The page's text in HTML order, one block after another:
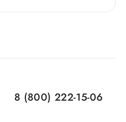
8 (800) 222-15-06